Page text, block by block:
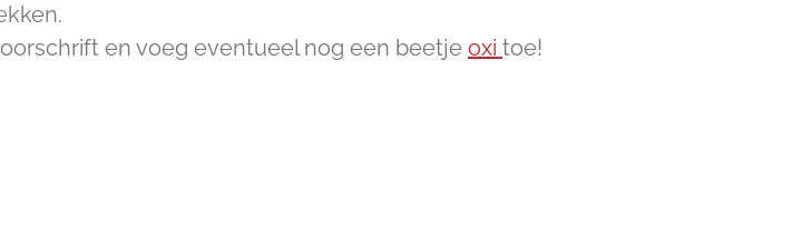
en voeg eventueel nog een beetje oxi toe!